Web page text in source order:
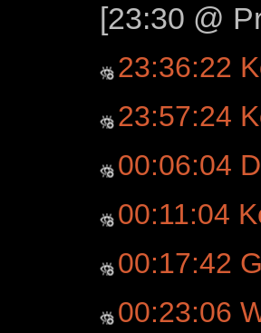
[23:30 @
23:36:22
23:57:24
00:06:04
00:11:04
00:17:42
00:23:06